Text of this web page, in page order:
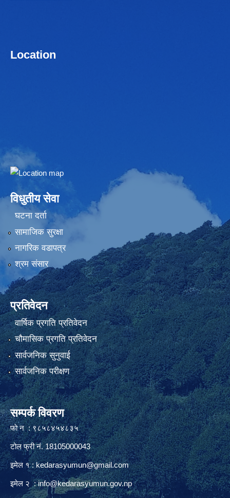
Location
Embed Google Map
विधुतीय सेवा
घटना दर्ता
सामाजिक सुरक्षा
नागरिक वडापत्र
श्रम संसार
प्रतिवेदन
वार्षिक प्रगति प्रतिवेदन
चौमासिक प्रगति प्रतिवेदन
सार्वजनिक सुनुवाई
सार्वजनिक परीक्षण
सम्पर्क विवरण
फाे न : ९८५८४५४८३५
टोल फ्री नं. 18105000043
इमेल १ :kedarasyumun@gmail.com
इमेल २ :info@kedarasyumun.gov.np